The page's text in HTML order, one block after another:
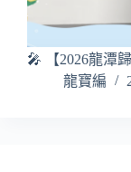
🎤 【2026龍潭
龍寶編